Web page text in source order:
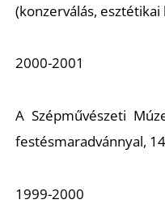
(konzerválás,
2000-2001
A Szépművészeti
festésmaradvánnyal,
1999-2000